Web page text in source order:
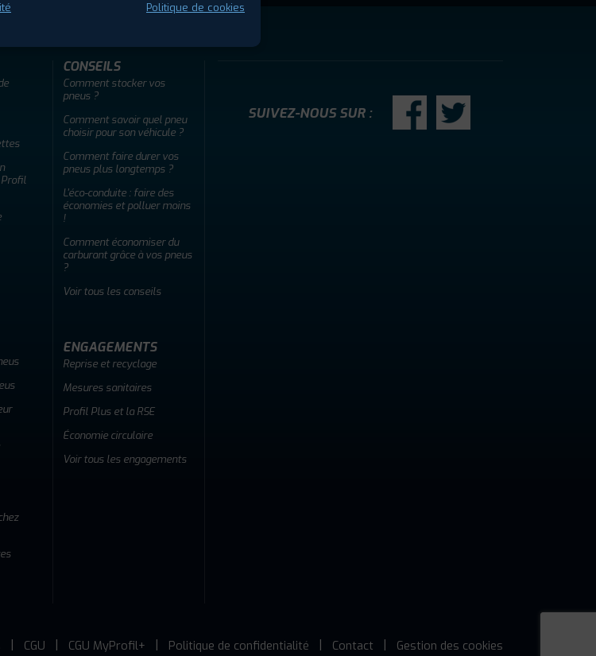
CONSEILS
Comment stocker vos
pneus ?
Comment savoir quel pneu
choisir pour son véhicule ?
Comment faire durer vos
pneus plus longtemps ?
L'éco-conduite : faire des
économies et polluer moins
!
Comment économiser du
carburant grâce à vos pneus
?
Voir tous les conseils
ENGAGEMENTS
Reprise et recyclage
Mesures sanitaires
Profil Plus et la RSE
Économie circulaire
Voir tous les engagements
SUIVEZ-NOUS SUR :
CGU CGU MyProfil+ Politique de confidentialité Contact Gestion des cookies
Politique de cookies